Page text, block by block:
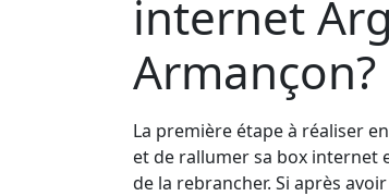
internet
Armançon?
La première étape à réaliser
et de rallumer sa box internet
de la rebrancher. Si après